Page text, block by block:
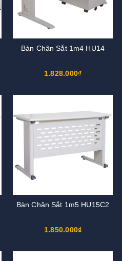
Bàn Chân Sắt 1m4 HU14
1.828.000₫
Bàn Chân Sắt 1m5 HU15C2
1.850.000₫